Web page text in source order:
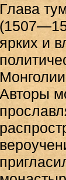
Глава
ярких и
Авторы